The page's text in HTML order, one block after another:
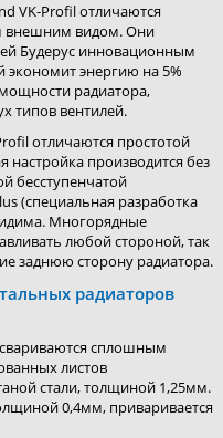
VK-Profil отличаются
внешним видом. Они
Будерус инновационным
экономит энергию на 5%
радиатора,
типов вентилей.
отличаются простотой
настройка производится без
бесступенчатой
(специальная разработка
Многорядные
любой стороной, так
заднюю сторону радиатора.
радиаторов
сплошным
листов
стали, толщиной 1,25мм.
0,4мм, приваривается